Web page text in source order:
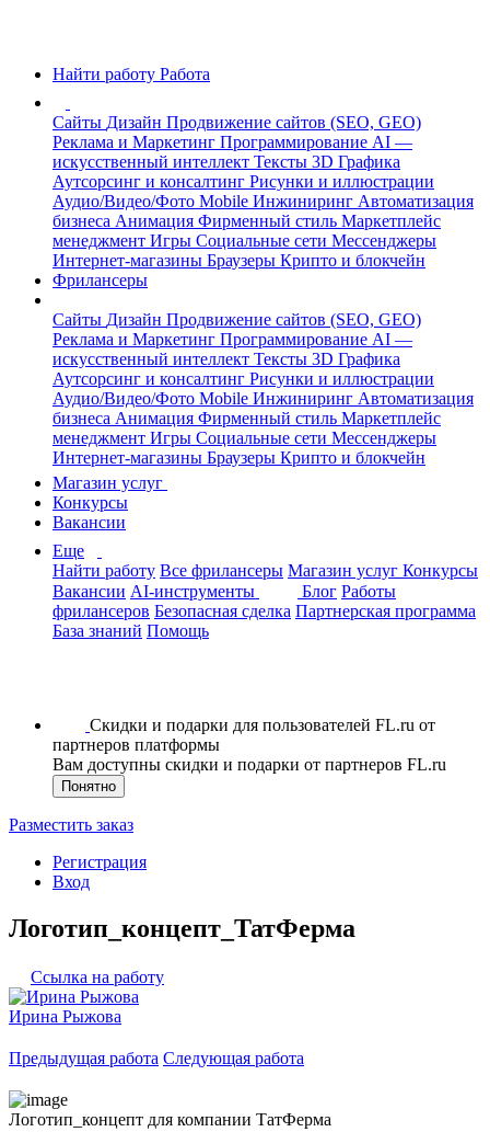
Найти работу Работа
Сайты Дизайн Продвижение сайтов (SEO, GEO)
Реклама и Маркетинг Программирование AI —
искусственный интеллект Тексты 3D Графика
Аутсорсинг и консалтинг Рисунки и иллюстрации
Аудио/Видео/Фото Mobile Инжиниринг Автоматизация
бизнеса Анимация Фирменный стиль Маркетплейс
менеджмент Игры Социальные сети Мессенджеры
Интернет-магазины Браузеры Крипто и блокчейн
Фрилансеры
Сайты Дизайн Продвижение сайтов (SEO, GEO)
Реклама и Маркетинг Программирование AI —
искусственный интеллект Тексты 3D Графика
Аутсорсинг и консалтинг Рисунки и иллюстрации
Аудио/Видео/Фото Mobile Инжиниринг Автоматизация
бизнеса Анимация Фирменный стиль Маркетплейс
менеджмент Игры Социальные сети Мессенджеры
Интернет-магазины Браузеры Крипто и блокчейн
Магазин услуг
Конкурсы
Вакансии
Еще
Найти работу Все фрилансеры Магазин услуг Конкурсы
Вакансии AI-инструменты Блог Работы
фрилансеров Безопасная сделка Партнерская программа
База знаний Помощь
Скидки и подарки для пользователей FL.ru от
партнеров платформы
Вам доступны скидки и подарки от партнеров FL.ru
Понятно
Разместить заказ
Регистрация
Вход
Логотип_концепт_ТатФерма
Ссылка на работу
Ирина Рыжова
Предыдущая работа Следующая работа
Логотип_концепт для компании ТатФерма